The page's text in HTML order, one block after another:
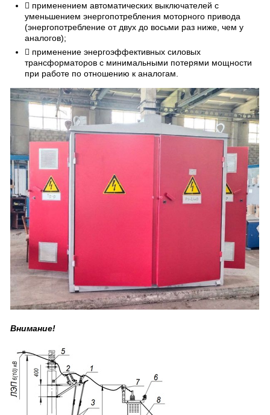
 применением автоматических выключателей с
уменьшением энергопотребления моторного привода
(энергопотребление от двух до восьми раз ниже, чем у
аналогов);
 применение энергоэффективных силовых
трансформаторов с минимальными потерями мощности
при работе по отношению к аналогам.
Внимание!